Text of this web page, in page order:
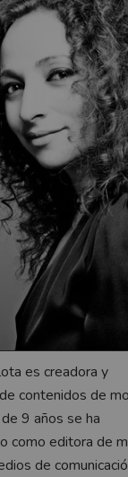
es creadora y
contenidos de
9 años se ha
como editora de
de